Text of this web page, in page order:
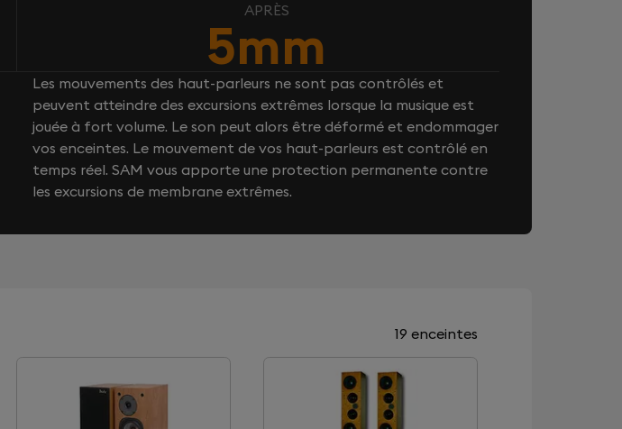
APRÈS
5mm
Les mouvements des haut-parleurs ne sont pas contrôlés et
peuvent atteindre des excursions extrêmes lorsque la musique est
jouée à fort volume. Le son peut alors être déformé et endommager
vos enceintes. Le mouvement de vos haut-parleurs est contrôlé en
temps réel. SAM vous apporte une protection permanente contre
les excursions de membrane extrêmes.
19 enceintes